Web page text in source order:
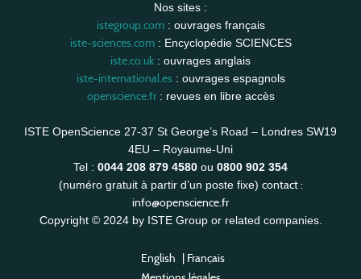
Nos sites :
istegroup.com: ouvrages français
iste-sciences.com: Encyclopédie SCIENCES
iste.co.uk : ouvrages anglais
iste-international.es: ouvrages espagnols
openscience.fr: revues en libre accès
ISTE OpenScience 27-37 St George’s Road – Londres SW19
4EU – Royaume-Uni
Tel : 0044 208 879 4580 ou 0800 902 354
(numéro gratuit à partir d’un poste fixe) contact :
info@openscience.fr
Copyright © 2024 by ISTE Group or related companies.
English | Français